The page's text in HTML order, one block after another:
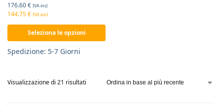
176.60€ IVA incl.
144.75€ IVA escl.
Seleziona le opzioni
Spedizione: 5-7 Giorni
Visualizzazione di 21 risultati